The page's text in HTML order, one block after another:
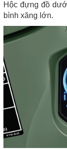
Hộc đựng đồ
bình xăng lớn.